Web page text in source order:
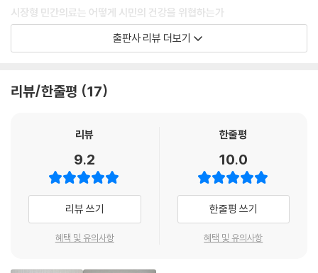
시장형 민간의료는 어떻게 시민의 건강을 위협하는가
디지털 의료 등 첨단기술에 가린 의료 불평등의 현실
건강검진을 받기 위해 병원을 방문하며, 죽을 때도 병원에서 죽는다. 그럼
러싼 의료서비스의 구체적인 내용에 대해 대부분 사람들이 큰 관심을 두지
비스의 질을 결정하는 정책이나 구조 차원의 문제에 대해서는 그 정보가
부족하고 관련 담론이 활성화되어 있지도 않다. 이 책은 3분 진료, 과잉진
료, 양극화된 의료서비스 등 시민들이 의료현장에서 느끼는 모순과 불만은
어디에서부터 비롯하는 것인지 그 역사적 맥락을 이해하고자 정부, 시민사
회, 의료 전문가, 재벌자본 등 다양한 주체의 개입을 통해 형성되어온 한국
출판사 리뷰 더보기
리뷰/한줄평 17
리뷰
9.2
리뷰 쓰기
혜택 및 유의사항
한줄평
10.0
한줄평 쓰기
혜택 및 유의사항